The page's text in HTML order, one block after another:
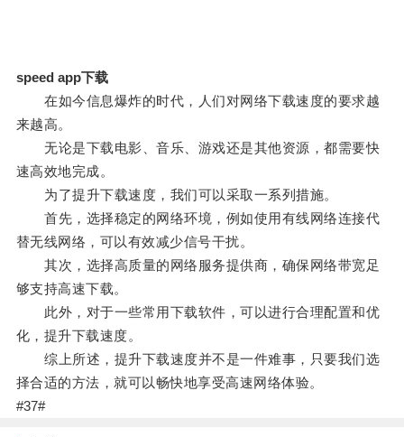
speed app下载
在如今信息爆炸的时代，人们对网络下载速度的要求越
来越高。
无论是下载电影、音乐、游戏还是其他资源，都需要快
速高效地完成。
为了提升下载速度，我们可以采取一系列措施。
首先，选择稳定的网络环境，例如使用有线网络连接代
替无线网络，可以有效减少信号干扰。
其次，选择高质量的网络服务提供商，确保网络带宽足
够支持高速下载。
此外，对于一些常用下载软件，可以进行合理配置和优
化，提升下载速度。
综上所述，提升下载速度并不是一件难事，只要我们选
择合适的方法，就可以畅快地享受高速网络体验。
#37#